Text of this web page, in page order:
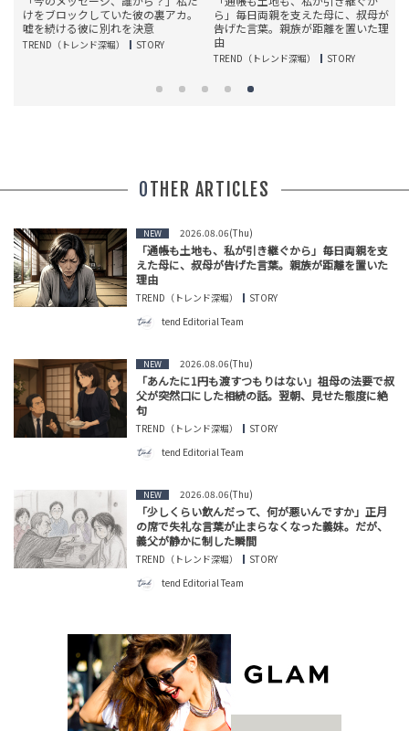
けをブロックしていた彼の裏アカ。
嘘を続ける彼に別れを決意
TREND（トレンド深堀） STORY
ら」毎日両親を支えた母に、叔母が
告げた言葉。親族が距離を置いた理
由
TREND（トレンド深堀） STORY
OTHER ARTICLES
NEW 2026.08.06(Thu)
「通帳も土地も、私が引き継ぐから」毎日両親を支
えた母に、叔母が告げた言葉。親族が距離を置いた
理由
TREND（トレンド深堀）
STORY
tend Editorial Team
NEW 2026.08.06(Thu)
「あんたに1円も渡すつもりはない」祖母の法要で叔
父が突然口にした相続の話。翌朝、見せた態度に絶
句
TREND（トレンド深堀）
STORY
tend Editorial Team
NEW 2026.08.06(Thu)
「少しくらい飲んだって、何が悪いんですか」正月
の席で失礼な言葉が止まらなくなった義妹。だが、
義父が静かに制した瞬間
TREND（トレンド深堀）
STORY
tend Editorial Team